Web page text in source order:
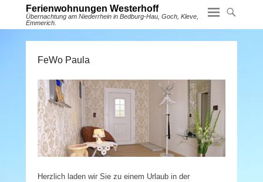
Ferienwohnungen Westerhoff
Übernachtung am Niederrhein in Bedburg-Hau, Goch, Kleve,
Emmerich.
FeWo Paula
Herzlich laden wir Sie zu einem Urlaub in der